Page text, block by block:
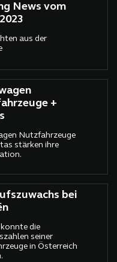
News vom
aus der
+
Nutzfahrzeuge
stärken ihre
bei
die
seiner
in Österreich